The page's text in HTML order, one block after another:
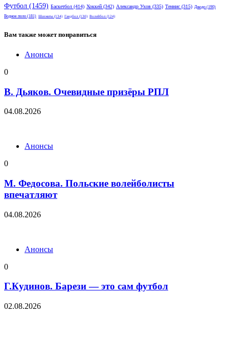
Футбол (1459) Баскетбол (414) Хоккей (342) Александр Ухов (335) Теннис (315) Дзюдо (190)
Водное поло (181) Шахматы (134) Гандбол (130) Волейбол (124)
Вам также может понравиться
Анонсы
0
В. Дьяков. Очевидные призёры РПЛ
04.08.2026
Анонсы
0
М. Федосова. Польские волейболисты
впечатляют
04.08.2026
Анонсы
0
Г.Кудинов. Барези — это сам футбол
02.08.2026